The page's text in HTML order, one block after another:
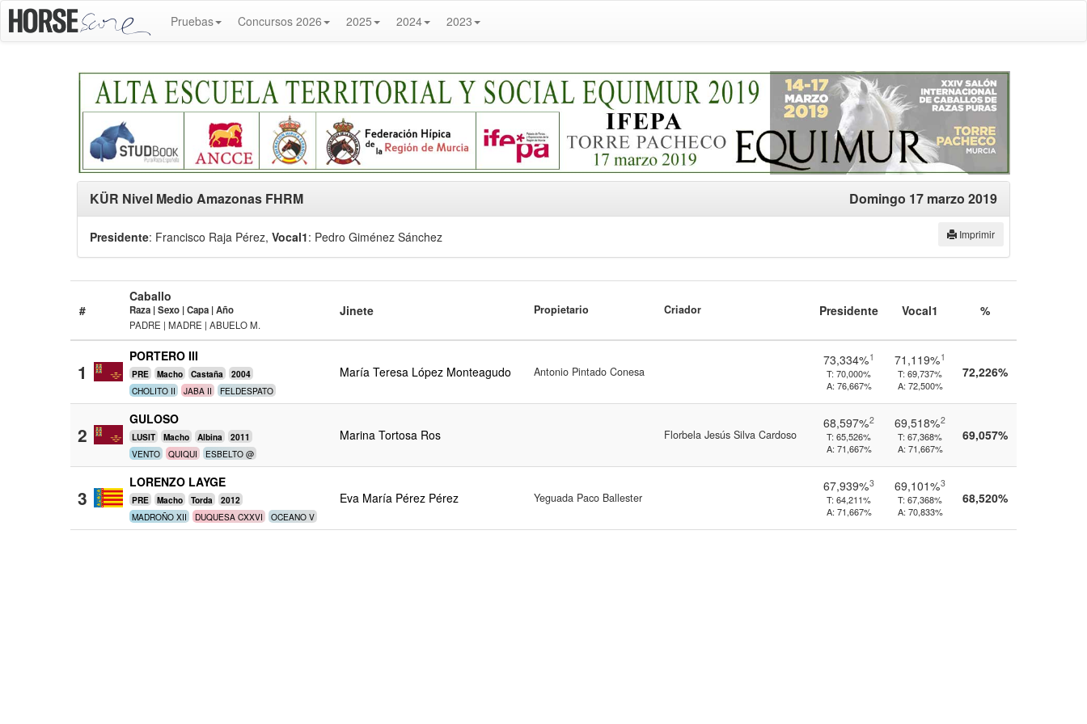
Pruebas Concursos 2026 2025 2024 2023
KÜR Nivel Medio Amazonas FHRM Domingo 17 marzo 2019
Imprimir
Presidente: Francisco Raja Pérez, Vocal1: Pedro Giménez Sánchez
#
Caballo
Raza | Sexo | Capa | Año
PADRE | MADRE | ABUELO M.
Jinete Propietario Criador Presidente Vocal1 %
1
PORTERO III
PRE Macho Castaña 2004
CHOLITO II JABA II FELDESPATO
María Teresa López Monteagudo Antonio Pintado Conesa
73,334%1
T: 70,000%
A: 76,667%
71,119%1
T: 69,737%
A: 72,500%
72,226%
2
GULOSO
LUSIT Macho Albina 2011
VENTO QUIQUI ESBELTO @
Marina Tortosa Ros Florbela Jesús Silva Cardoso
68,597%2
T: 65,526%
A: 71,667%
69,518%2
T: 67,368%
A: 71,667%
69,057%
3
LORENZO LAYGE
PRE Macho Torda 2012
MADROÑO XII DUQUESA CXXVI OCEANO V
Eva María Pérez Pérez Yeguada Paco Ballester
67,939%3
T: 64,211%
A: 71,667%
69,101%3
T: 67,368%
A: 70,833%
68,520%